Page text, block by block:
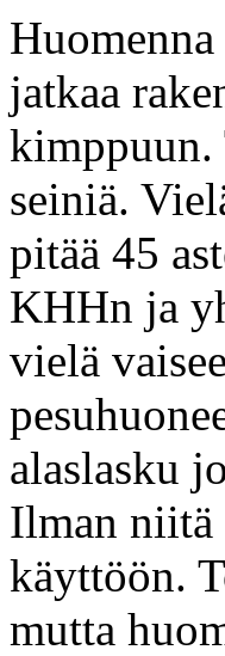
jatkaa
kimppuun.
seiniä.
pitää 45
KHHn ja
vielä
alaslasku
Ilman niitä
käyttöön.
mutta